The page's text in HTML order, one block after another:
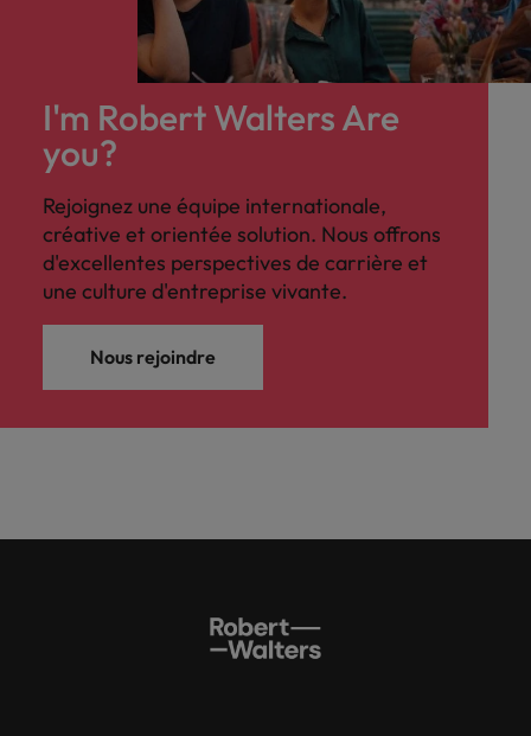
I'm Robert Walters Are
you?
Rejoignez une équipe internationale,
créative et orientée solution. Nous offrons
d'excellentes perspectives de carrière et
une culture d'entreprise vivante.
Nous rejoindre